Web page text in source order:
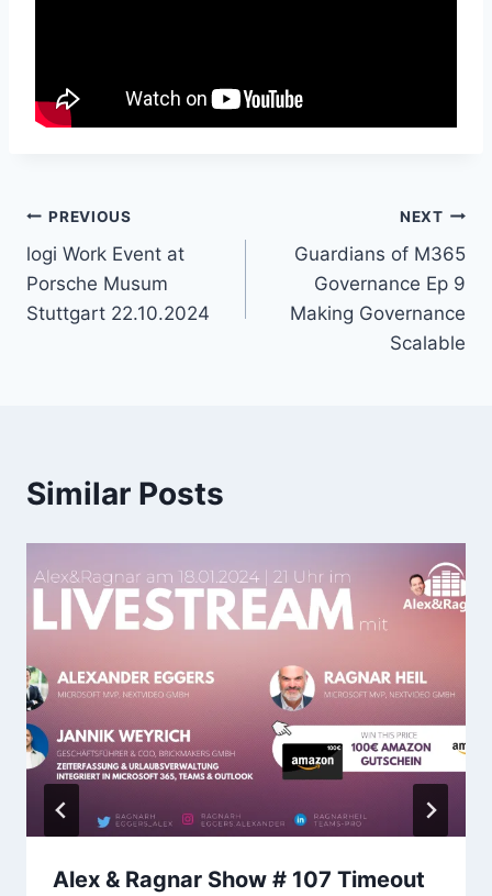
Post
navigation
PREVIOUS
logi Work Event at
Porsche Musum
Stuttgart 22.10.2024
NEXT
Guardians of M365
Governance Ep 9
Making Governance
Scalable
Similar Posts
Alex & Ragnar Show # 107 Timeout